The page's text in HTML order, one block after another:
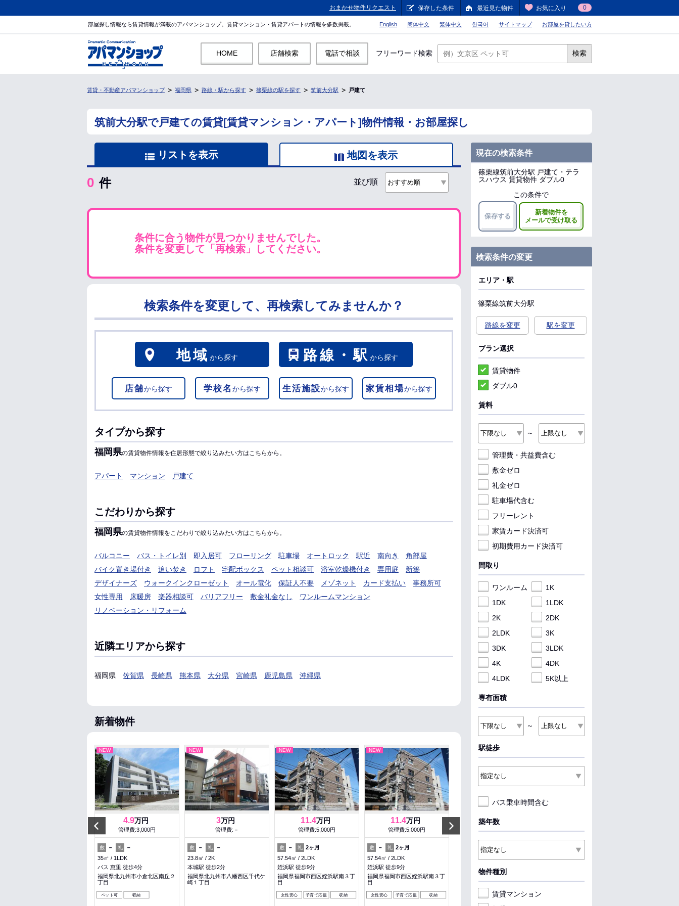
おまかせ物件リクエスト 保存した条件 最近見た物件 お気に入り 0
部屋探し情報なら賃貸情報が満載のアパマンショップ。賃貸マンション・賃貸アパートの情報を多数掲載。 English 簡体中文 繁体中文 한국어 サイトマップ お部屋を貸したい方
HOME 店舗検索 電話で相談 フリーワード検索 検索
賃貸・不動産アパマンショップ 福岡県 路線・駅から探す 篠栗線の駅を探す 筑前大分駅 戸建て
筑前大分駅で戸建ての賃貸[賃貸マンション・アパート]物件情報・お部屋探し
リストを表示 地図を表示
0 件 並び順
条件に合う物件が見つかりませんでした。
条件を変更して「再検索」してください。
検索条件を変更して、再検索してみませんか？
地域 から探す 路線・駅から探す
店舗から探す 学校名 から探す 生活施設から探す 家賃相場から探す
タイプから探す
福岡県の賃貸物件情報を住居形態で絞り込みたい方はこちらから。
アパート マンション 戸建て
こだわりから探す
福岡県の賃貸物件情報をこだわりで絞り込みたい方はこちらから。
バルコニー バス・トイレ別 即入居可 フローリング 駐車場 オートロック 駅近 南向き
角部屋
バイク置き場付き
追い焚き ロフト 宅配ボックス ペット相談可 浴室乾燥機付き 専用庭
新築
デザイナーズ
ウォークインクローゼット オール電化 保証人不要 メゾネット カード支払い
事務所可
女性専用
床暖房 楽器相談可 バリアフリー 敷金礼金なし
ワンルームマンション
リノベーション・リフォーム
近隣エリアから探す
福岡県 佐賀県 長崎県 熊本県 大分県 宮崎県 鹿児島県 沖縄県
新着物件
Previous
NEW
4.9万円
管理費:3,000円
敷 － 礼
－
35㎡
1LDK
バス 恵里 徒歩4分
福岡県北九州市小倉北区南丘２
丁目
ペット可 収納
NEW
3万円
管理費:－
敷 － 礼
－
23.8㎡
2K
本城駅 徒歩2分
福岡県北九州市八幡西区千代ケ
崎１丁目
NEW
11.4万円
管理費:5,000円
敷 － 礼 2ヶ月
57.54㎡
2LDK
姪浜駅 徒歩9分
福岡県福岡市西区姪浜駅南３丁
目
女性安心 子育て応援 収納
NEW
11.4万円
管理費:5,000円
敷 － 礼 2ヶ月
57.54㎡
2LDK
姪浜駅 徒歩9分
福岡県福岡市西区姪浜駅南３丁
目
女性安心 子育て応援 収納
6.7万円
管理費:3,000円
礼 －
1LDK
姪浜駅 徒歩13分
福岡県福岡市西区姪浜駅南４丁
管理費:3,000円
－
現在の検索条件
篠栗線筑前大分駅 戸建て・テラ
スハウス 賃貸物件 ダブル0
この条件で
保存する
新着物件を
メールで受け取る
検索条件の変更
エリア・駅
篠栗線筑前大分駅
路線を変更 駅を変更
プラン選択
賃貸物件
ダブル0
賃料
～
管理費・共益費含む
敷金ゼロ
礼金ゼロ
駐車場代含む
フリーレント
家賃カード決済可
初期費用カード決済可
間取り
ワンルーム
1K
1DK
1LDK
2K
2DK
2LDK
3K
3DK
3LDK
4K
4DK
4LDK
5K以上
専有面積
～
駅徒歩
バス乗車時間含む
築年数
物件種別
賃貸マンション